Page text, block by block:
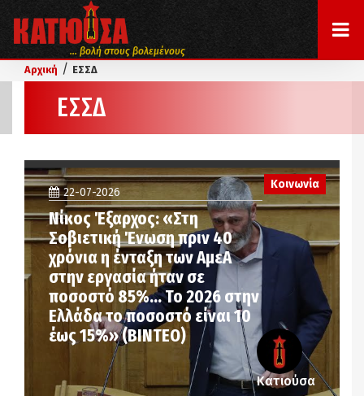
... βολή στους βολεμένους
Αρχική / ΕΣΣΔ
ΕΣΣΔ
Κοινωνία
22-07-2026
Νίκος Έξαρχος: «Στη
Σοβιετική Ένωση πριν 40
χρόνια η ένταξη των ΑμεΑ
στην εργασία ήταν σε
ποσοστό 85%… Το 2026 στην
Ελλάδα το ποσοστό είναι 10
έως 15%» (ΒΙΝΤΕΟ)
Κατιούσα